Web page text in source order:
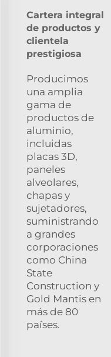
Cartera integral
de productos y
clientela
prestigiosa
Producimos
una amplia
gama de
productos de
aluminio,
incluidas
placas 3D,
paneles
alveolares,
chapas y
sujetadores,
suministrando
a grandes
corporaciones
como China
State
Construction y
Gold Mantis en
más de 80
países.